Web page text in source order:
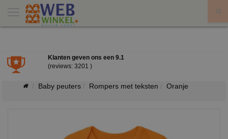
Klanten geven ons een 9.1
(reviews: 3201 )
Baby peuters Rompers met teksten Oranje